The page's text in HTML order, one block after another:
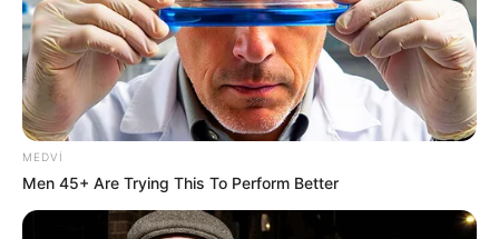
MEDVI
Men 45+ Are Trying This To Perform Better